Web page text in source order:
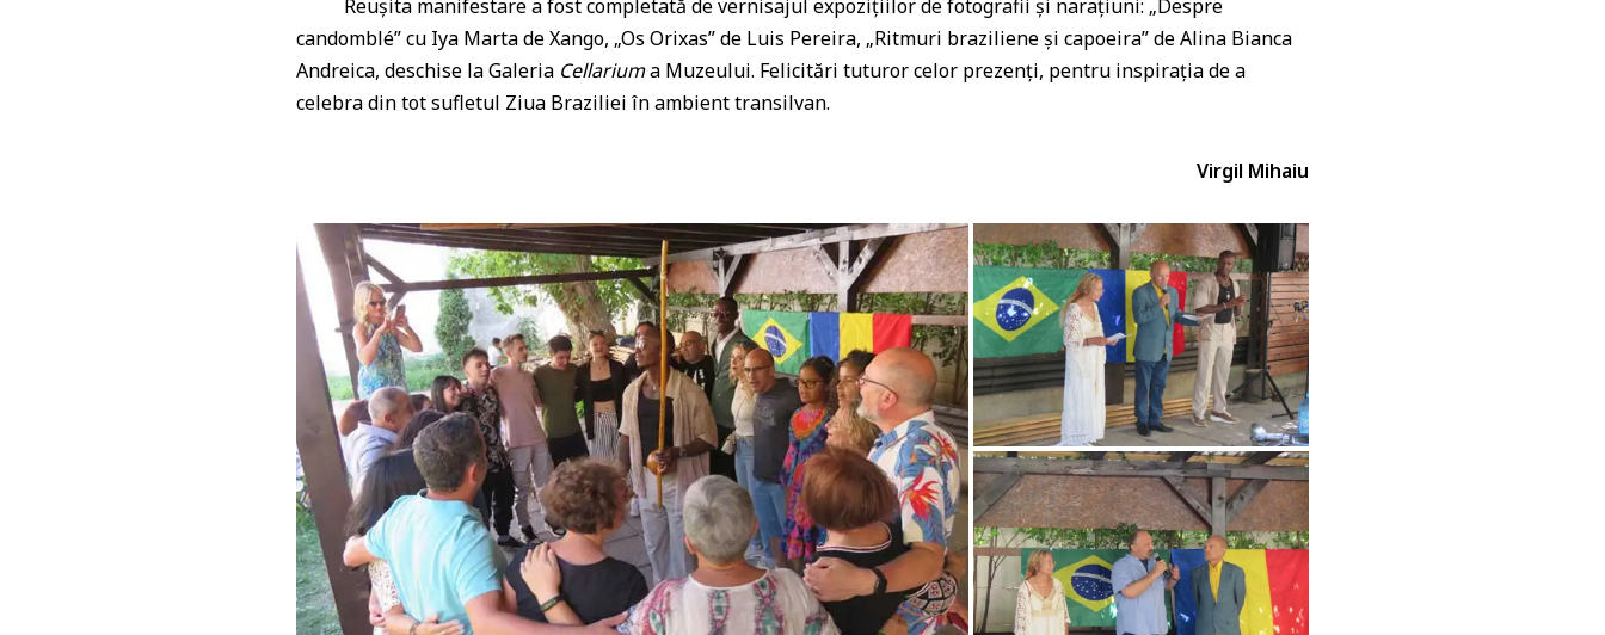
Reușita manifestare a fost completată de vernisajul expozițiilor de fotografii și narațiuni: „Despre
candomblé” cu Iya Marta de Xango, „Os Orixas” de Luis Pereira, „Ritmuri braziliene și capoeira” de Alina Bianca
Andreica, deschise la Galeria Cellariuma Muzeului. Felicitări tuturor celor prezenți, pentru inspirația de a
celebra din tot sufletul Ziua Braziliei în ambient transilvan.
Virgil Mihaiu